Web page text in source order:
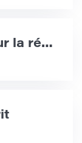
Micro-compétences pour la réussite scolaire